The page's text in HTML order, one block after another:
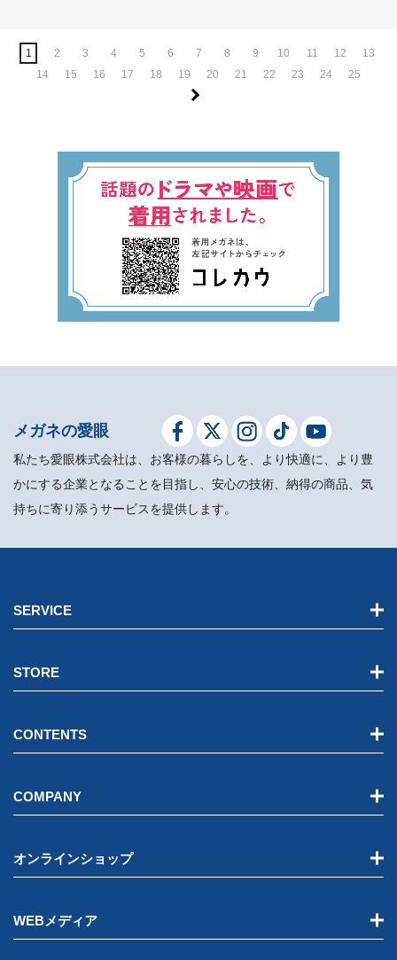
1 2 3 4 5 6 7 8 9 10 11 12
13
14
15 16 17 18 19 20 21 22 23 24 25
メガネの愛眼
私たち愛眼株式会社は、お客様の暮らしを、より快適に、より豊
かにする企業となることを目指し、安心の技術、納得の商品、気
持ちに寄り添うサービスを提供します。
SERVICE
STORE
CONTENTS
COMPANY
オンラインショップ
WEBメディア